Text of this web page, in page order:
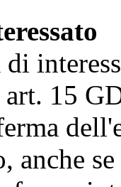
art. 15
anche